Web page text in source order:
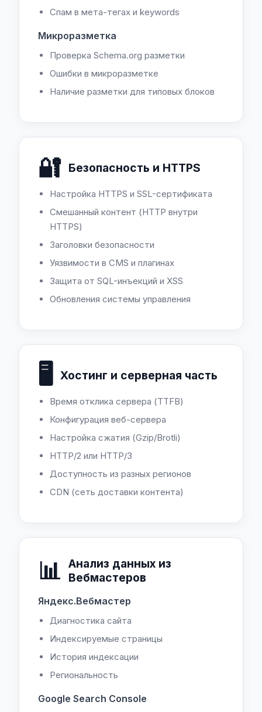
Спам в мета-тегах и keywords
Микроразметка
Проверка Schema.org разметки
Ошибки в микроразметке
Наличие разметки для типовых блоков
🔐 Безопасность и HTTPS
Настройка HTTPS и SSL-сертификата
Смешанный контент (HTTP внутри
HTTPS)
Заголовки безопасности
Уязвимости в CMS и плагинах
Защита от SQL-инъекций и XSS
Обновления системы управления
🖥️ Хостинг и серверная часть
Время отклика сервера (TTFB)
Конфигурация веб-сервера
Настройка сжатия (Gzip/Brotli)
HTTP/2 или HTTP/3
Доступность из разных регионов
CDN (сеть доставки контента)
📊 Анализ данных из
Вебмастеров
Яндекс.Вебмастер
Диагностика сайта
Индексируемые страницы
История индексации
Региональность
Google Search Console